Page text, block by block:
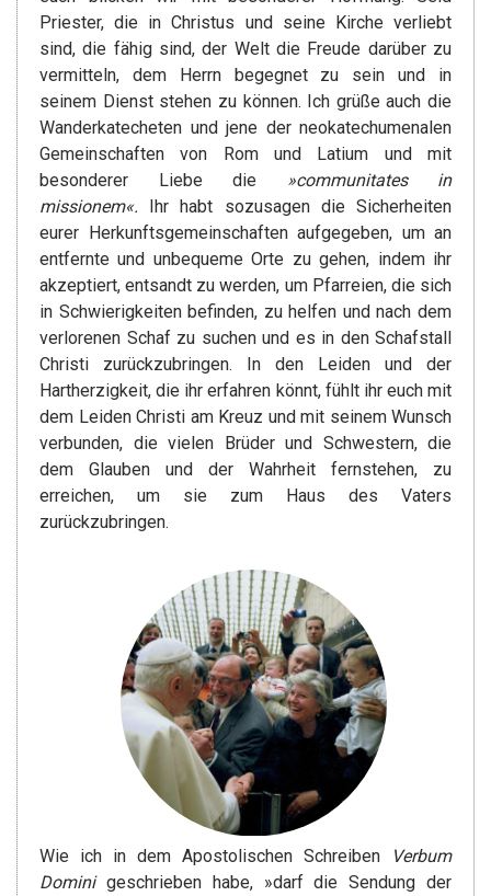
Priester, die in Christus und seine Kirche verliebt
sind, die fähig sind, der Welt die Freude darüber zu
vermitteln, dem Herrn begegnet zu sein und in
seinem Dienst stehen zu können. Ich grüße auch die
Wanderkatecheten und jene der neokatechumenalen
Gemeinschaften von Rom und Latium und mit
besonderer Liebe die »communitates in
missionem«.
Ihr habt sozusagen die Sicherheiten
eurer Herkunftsgemeinschaften aufgegeben, um an
entfernte und unbequeme Orte zu gehen, indem ihr
akzeptiert, entsandt zu werden, um Pfarreien, die sich
in Schwierigkeiten befinden, zu helfen und nach dem
verlorenen Schaf zu suchen und es in den Schafstall
Christi zurückzubringen. In den Leiden und der
Hartherzigkeit, die ihr erfahren könnt, fühlt ihr euch mit
dem Leiden Christi am Kreuz und mit seinem Wunsch
verbunden, die vielen Brüder und Schwestern, die
dem Glauben und der Wahrheit fernstehen, zu
erreichen, um sie zum Haus des Vaters
zurückzubringen.
Wie ich in dem Apostolischen Schreiben
Verbum
Domini geschrieben habe, »darf die Sendung der